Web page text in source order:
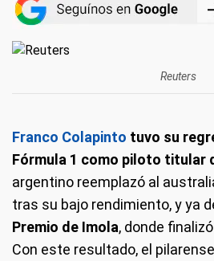
Reuters
Franco Colapinto tuvo su
Fórmula 1 como piloto titular
argentino reemplazó al
tras su bajo rendimiento, y ya
Premio de Imola, donde
Con este resultado, el